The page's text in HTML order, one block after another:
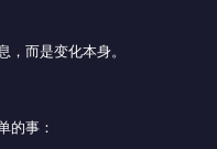
而是变化本身。
的事：